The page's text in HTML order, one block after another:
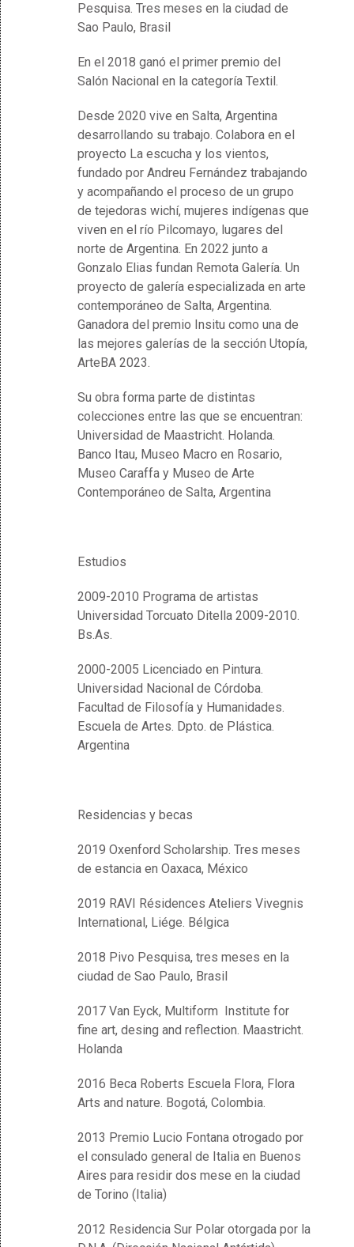
Pesquisa. Tres meses en la ciudad de
Sao Paulo, Brasil
En el 2018 ganó el primer premio del
Salón Nacional en la categoría Textil.
Desde 2020 vive en Salta, Argentina
desarrollando su trabajo. Colabora en el
proyecto La escucha y los vientos,
fundado por Andreu Fernández trabajando
y acompañando el proceso de un grupo
de tejedoras wichí, mujeres indígenas que
viven en el río Pilcomayo, lugares del
norte de Argentina. En 2022 junto a
Gonzalo Elias fundan Remota Galería. Un
proyecto de galería especializada en arte
contemporáneo de Salta, Argentina.
Ganadora del premio Insitu como una de
las mejores galerías de la sección Utopía,
ArteBA 2023.
Su obra forma parte de distintas
colecciones entre las que se encuentran:
Universidad de Maastricht. Holanda.
Banco Itau, Museo Macro en Rosario,
Museo Caraffa y Museo de Arte
Contemporáneo de Salta, Argentina
Estudios
2009-2010 Programa de artistas
Universidad Torcuato Ditella 2009-2010.
Bs.As.
2000-2005 Licenciado en Pintura.
Universidad Nacional de Córdoba.
Facultad de Filosofía y Humanidades.
Escuela de Artes. Dpto. de Plástica.
Argentina
Residencias y becas
2019 Oxenford Scholarship. Tres meses
de estancia en Oaxaca, México
2019 RAVI Résidences Ateliers Vivegnis
International, Liége. Bélgica
2018 Pivo Pesquisa, tres meses en la
ciudad de Sao Paulo, Brasil
2017 Van Eyck, Multiform Institute for
fine art, desing and reflection. Maastricht.
Holanda
2016 Beca Roberts Escuela Flora, Flora
Arts and nature. Bogotá, Colombia.
2013 Premio Lucio Fontana otrogado por
el consulado general de Italia en Buenos
Aires para residir dos mese en la ciudad
de Torino (Italia)
2012 Residencia Sur Polar otorgada por la